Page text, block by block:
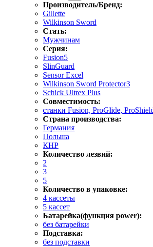
Производитель/Бренд:
Gillette
Wilkinson Sword
Стать:
Мужчинам
Серия:
Fusion5
SlinGuard
Sensor Excel
Wilkinson Sword Protector3
Schick Ultrex Plus
Совместимость:
станки Fusion, ProGlide,
Страна производства:
Германия
Польша
КНР
Количество лезвий:
2
3
5
Количество в упаковке:
4 кассеты
5 кассет
Батарейка(функция power):
без батарейки
Подставка:
без подставки